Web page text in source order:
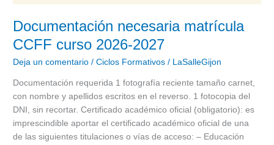
Documentación necesaria matrícula
CCFF curso 2026-2027
Deja un comentario /Ciclos Formativos / LaSalleGijon
Documentación requerida 1 fotografía reciente tamaño carnet,
con nombre y apellidos escritos en el reverso. 1 fotocopia del
DNI, sin recortar. Certificado académico oficial (obligatorio): es
imprescindible aportar el certificado académico oficial de una
de las siguientes titulaciones o vías de acceso: – Educación